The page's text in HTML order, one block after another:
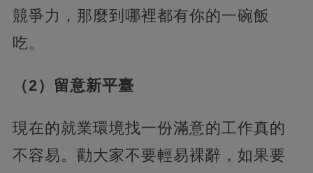
競爭力，那麼到哪裡都有你的一碗飯
吃。
（2）留意新平臺
現在的就業環境找一份滿意的工作真的
不容易。勸大家不要輕易裸辭，如果要